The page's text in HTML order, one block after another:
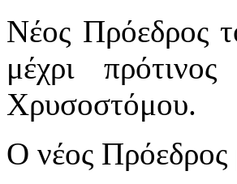
Νέος Πρόεδρος
μέχρι
Χρυσοστόμου.
Ο νέος Πρόεδρος